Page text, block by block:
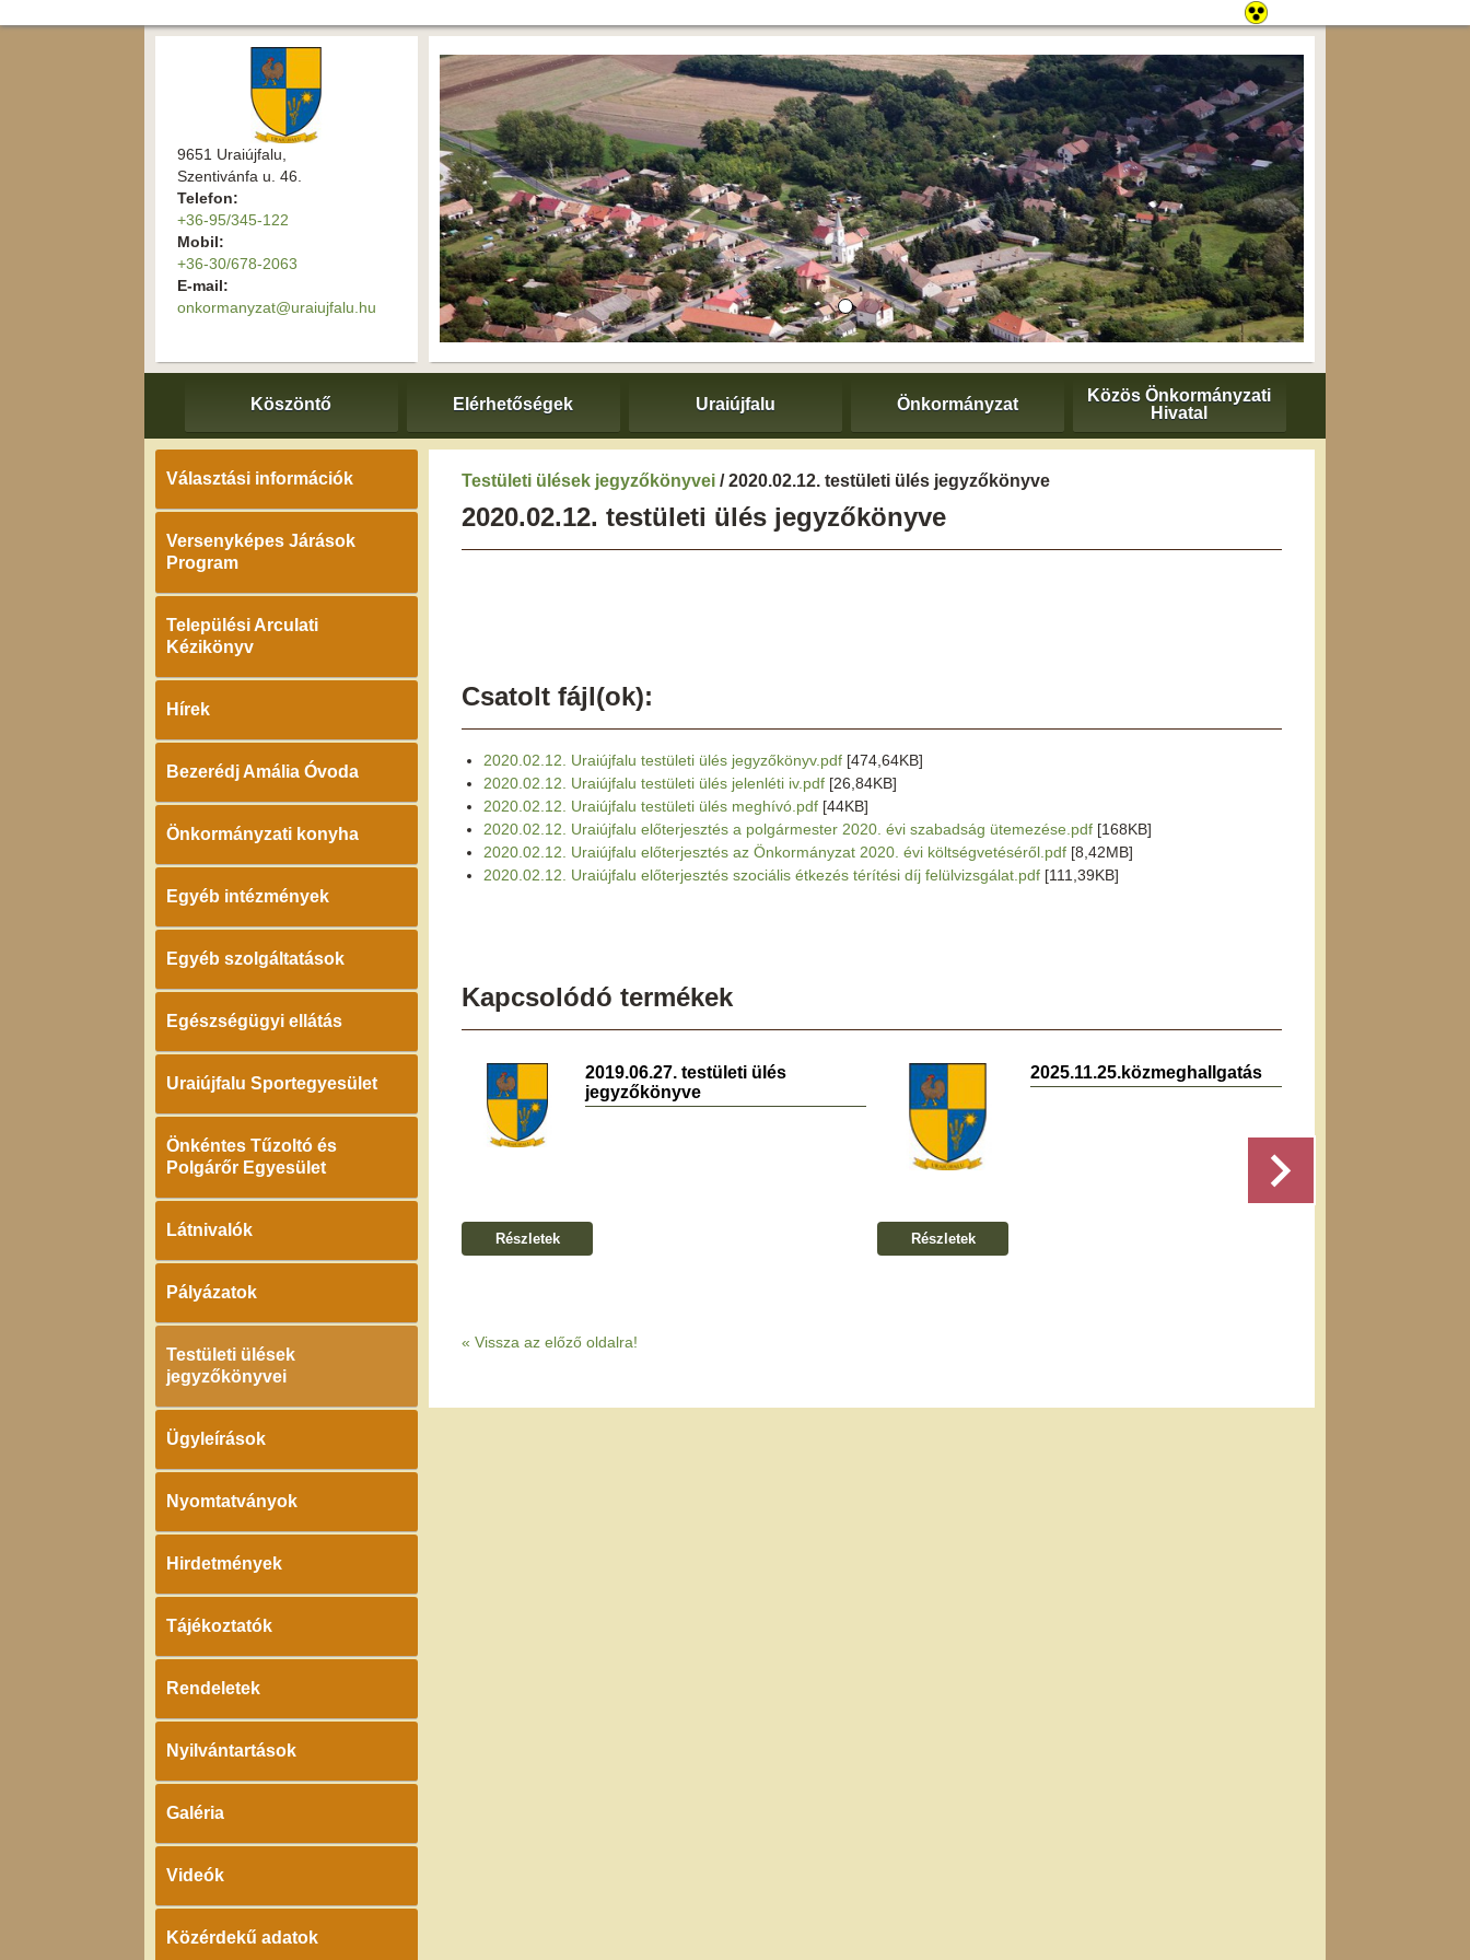
9651 Uraiújfalu,
Szentivánfa u. 46.
Telefon:
+36-95/345-122
Mobil:
+36-30/678-2063
E-mail:
onkormanyzat@uraiujfalu.hu
Köszöntő Elérhetőségek Uraiújfalu Önkormányzat
Közös Önkormányzati
Hivatal
Választási információk
Versenyképes Járások
Program
Települési Arculati
Kézikönyv
Hírek
Bezerédj Amália Óvoda
Önkormányzati konyha
Egyéb intézmények
Egyéb szolgáltatások
Egészségügyi ellátás
Uraiújfalu Sportegyesület
Önkéntes Tűzoltó és
Polgárőr Egyesület
Látnivalók
Pályázatok
Testületi ülések
jegyzőkönyvei
Ügyleírások
Nyomtatványok
Hirdetmények
Tájékoztatók
Rendeletek
Nyilvántartások
Galéria
Videók
Közérdekű adatok
Testületi ülések jegyzőkönyvei / 2020.02.12. testületi ülés jegyzőkönyve
2020.02.12. testületi ülés jegyzőkönyve
Csatolt fájl(ok):
2020.02.12. Uraiújfalu testületi ülés jegyzőkönyv.pdf [474,64KB]
2020.02.12. Uraiújfalu testületi ülés jelenléti iv.pdf [26,84KB]
2020.02.12. Uraiújfalu testületi ülés meghívó.pdf [44KB]
2020.02.12. Uraiújfalu előterjesztés a polgármester 2020. évi szabadság ütemezése.pdf [168KB]
2020.02.12. Uraiújfalu előterjesztés az Önkormányzat 2020. évi költségvetéséről.pdf [8,42MB]
2020.02.12. Uraiújfalu előterjesztés szociális étkezés térítési díj felülvizsgálat.pdf [111,39KB]
Kapcsolódó termékek
2019.06.27. testületi ülés
jegyzőkönyve
Részletek
2025.11.25.közmeghallgatás
Részletek
« Vissza az előző oldalra!